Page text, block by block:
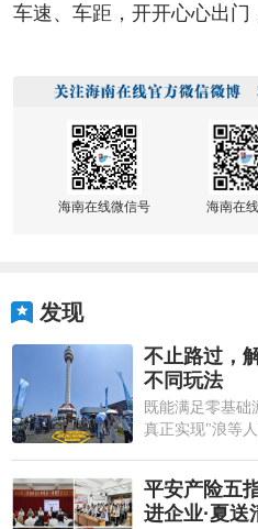
车速、车距，开开心心出门
海南在线微信号 海南在
发现
不止路过，
不同玩法
既能满足零基础
真正实现"浪等
平安产险五
进企业·夏送